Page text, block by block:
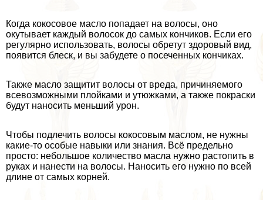
Когда кокосовое масло попадает на волосы, оно
окутывает каждый волосок до самых кончиков. Если его
регулярно использовать, волосы обретут здоровый вид,
появится блеск, и вы забудете о посеченных кончиках.
Также масло защитит волосы от вреда, причиняемого
всевозможными плойками и утюжками, а также покраски
будут наносить меньший урон.
Чтобы подлечить волосы кокосовым маслом, не нужны
какие-то особые навыки или знания. Всё предельно
просто: небольшое количество масла нужно растопить в
руках и нанести на волосы. Наносить его нужно по всей
длине от самых корней.